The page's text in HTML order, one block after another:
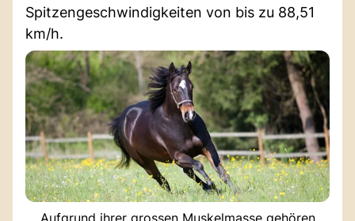
Spitzengeschwindigkeiten von bis zu 88,51
km/h.
Aufgrund ihrer grossen Muskelmasse gehören